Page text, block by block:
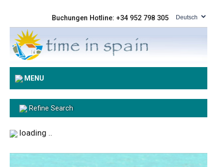
Buchungen Hotline: +34 952 798 305
MENU
Refine Search
loading ..